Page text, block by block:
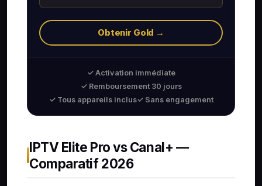
Obtenir Gold →
✓ Activation immédiate
✓ Remboursement 30 jours
✓ Tous appareils inclus✓ Sans engagement
IPTV Elite Pro vs Canal+ —
Comparatif 2026